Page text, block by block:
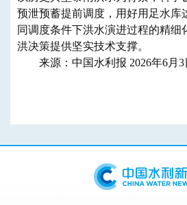
预泄预蓄提前调度，用好用足水库
同调度条件下洪水演进过程的精细
洪决策提供坚实技术支撑。
来源：中国水利报 2026年6月3